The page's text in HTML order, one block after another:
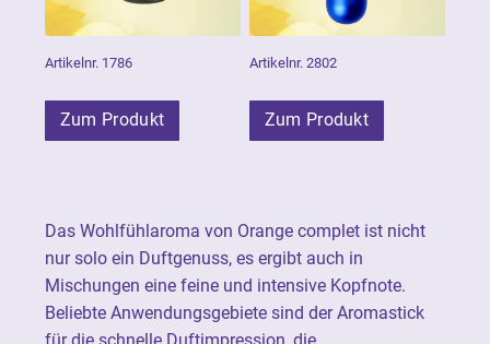
Artikelnr. 1786
Zum Produkt
Artikelnr. 2802
Zum Produkt
Das Wohlfühlaroma von Orange complet ist nicht
nur solo ein Duftgenuss, es ergibt auch in
Mischungen eine feine und intensive Kopfnote.
Beliebte Anwendungsgebiete sind der Aromastick